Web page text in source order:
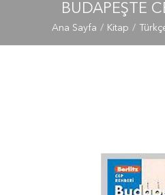
BUDAPEŞTE
Ana Sayfa Kitap